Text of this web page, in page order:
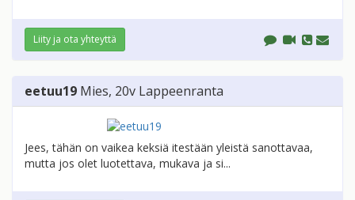
Liity ja ota yhteyttä
eetuu19 Mies, 20v Lappeenranta
Jees, tähän on vaikea keksiä itestään yleistä sanottavaa,
mutta jos olet luotettava, mukava ja si...